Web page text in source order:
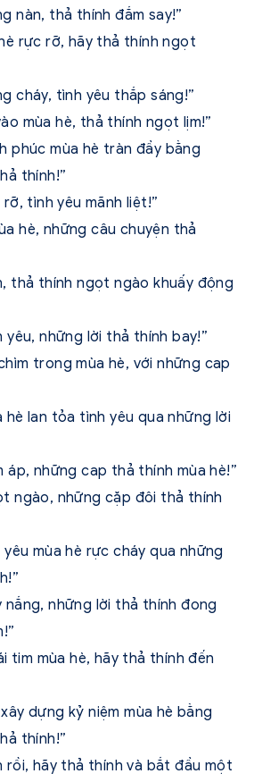
nàn, thả thính đắm say!”
rực rỡ, hãy thả thính ngọt
cháy, tình yêu thắp sáng!”
mùa hè, thả thính ngọt lịm!”
phúc mùa hè tràn đầy bằng
thính!”
tình yêu mãnh liệt!”
hè, những câu chuyện thả
thả thính ngọt ngào khuấy động
yêu, những lời thả thính bay!”
trong mùa hè, với những cap
hè lan tỏa tình yêu qua những lời
áp, những cap thả thính mùa hè!”
ngào, những cặp đôi thả thính
yêu mùa hè rực cháy qua những
nắng, những lời thả thính đong
tim mùa hè, hãy thả thính đến
dựng kỷ niệm mùa hè bằng
thính!”
rồi, hãy thả thính và bắt đầu một